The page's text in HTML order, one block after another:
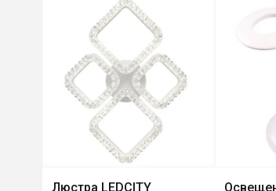
Люстра LEDCITY